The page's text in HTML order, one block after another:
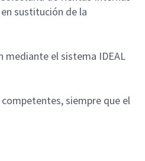
sustitución de la
mediante el sistema IDEAL
siempre que el